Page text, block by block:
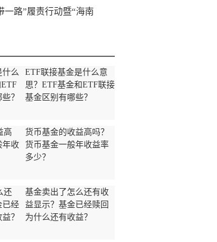
一路”履责行动暨“海南
ETF联接基金是什么意
思？ETF基金和ETF联接
基金区别有哪些？
货币基金的收益高吗？
货币基金一般年收益率
多少？
基金卖出了怎么还有收
益显示？基金已经赎回
为什么还有收益？